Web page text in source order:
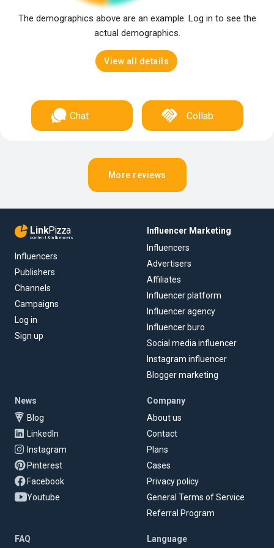
The demographics above are an example. Log in to see the
actual demographics.
View all details
Chat Collab
More reviews
LinkPizza
content & influencers
Influencers
Publishers
Channels
Campaigns
Log in
Sign up
Influencer Marketing
Influencers
Advertisers
Affiliates
Influencer platform
Influencer agency
Influencer buro
Social media influencer
Instagram influencer
Blogger marketing
News
Blog
LinkedIn
Instagram
Pinterest
Facebook
Youtube
Company
About us
Contact
Plans
Cases
Privacy policy
General Terms of Service
Referral Program
FAQ Language